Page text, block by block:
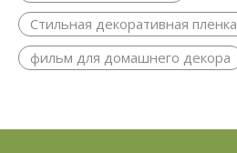
Стильная декоративная пленка
фильм для домашнего декора